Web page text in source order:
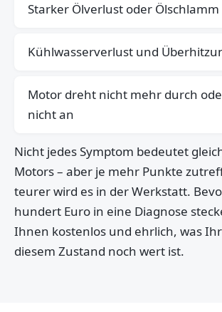
Starker Ölverlust oder Ölschlamm
Kühlwasserverlust und
Motor dreht nicht mehr durch
nicht an
Nicht jedes Symptom bedeutet
Motors – aber je mehr Punkte
teurer wird es in der Werkstatt.
hundert Euro in eine Diagnose
Ihnen kostenlos und ehrlich, was
diesem Zustand noch wert ist.